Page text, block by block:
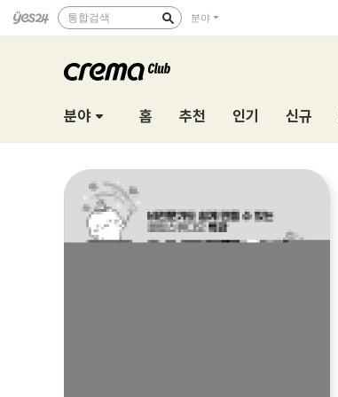
통합검색 분야
분야 홈 추천 인기 신규